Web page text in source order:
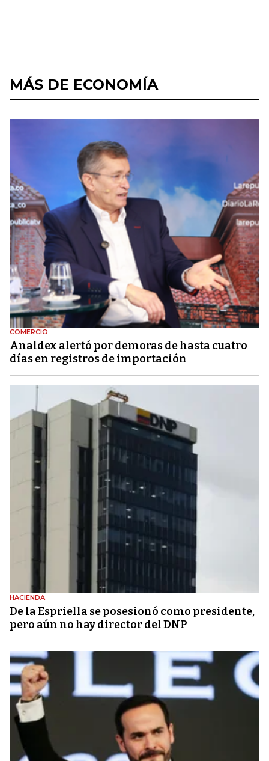
MÁS DE ECONOMÍA
COMERCIO
Analdex alertó por demoras de hasta cuatro
días en registros de importación
HACIENDA
De la Espriella se posesionó como presidente,
pero aún no hay director del DNP